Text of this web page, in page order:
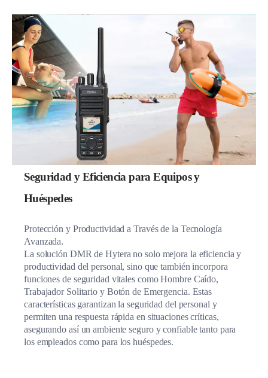
Seguridad y Eficiencia para Equipos y
Huéspedes
Protección y Productividad a Través de la Tecnología
Avanzada.
La solución DMR de Hytera no solo mejora la eficiencia y
productividad del personal, sino que también incorpora
funciones de seguridad vitales como Hombre Caído,
Trabajador Solitario y Botón de Emergencia. Estas
características garantizan la seguridad del personal y
permiten una respuesta rápida en situaciones críticas,
asegurando así un ambiente seguro y confiable tanto para
los empleados como para los huéspedes.